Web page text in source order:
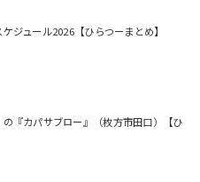
ジュール2026【ひらつーまとめ】
の『カパサブロー』（枚方市田口）【ひ